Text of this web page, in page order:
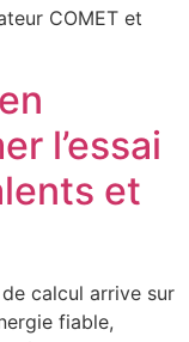
COMET et
l’essai
et
calcul arrive sur
fiable,